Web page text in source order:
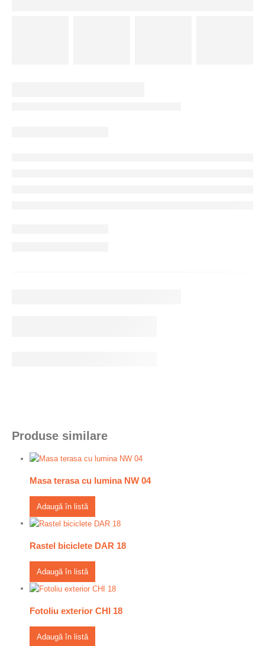
Produse similare
Masa terasa cu lumina NW 04
Adaugă în listă
Rastel biciclete DAR 18
Adaugă în listă
Fotoliu exterior CHI 18
Adaugă în listă